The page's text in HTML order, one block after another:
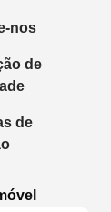
nos
de
de